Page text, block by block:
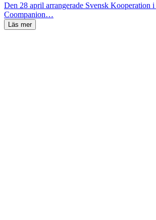
Den 28 april arrangerade Svensk Kooperation i
Coompanion…
Läs mer